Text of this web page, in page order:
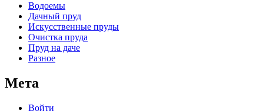
Водоемы
Дачный пруд
Искусственные пруды
Очистка пруда
Пруд на даче
Разное
Мета
Войти